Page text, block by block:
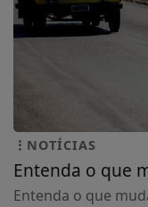
NOTÍCIAS
Entenda o que
Entenda o que